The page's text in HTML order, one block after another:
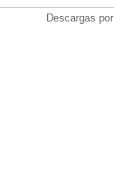
Descargas